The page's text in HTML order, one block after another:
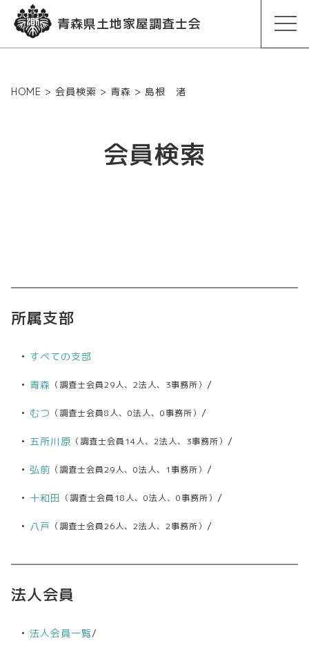
青森県土地家屋調査士会
HOME > 会員検索 > 青森 > 島根 渚
会員検索
所属支部
すべての支部
青森 （調査士会員29人、2法人、3事務所） /
むつ （調査士会員8人、0法人、0事務所） /
五所川原 （調査士会員14人、2法人、3事務所） /
弘前 （調査士会員29人、0法人、1事務所） /
十和田 （調査士会員18人、0法人、0事務所） /
八戸 （調査士会員26人、2法人、2事務所） /
法人会員
法人会員一覧/